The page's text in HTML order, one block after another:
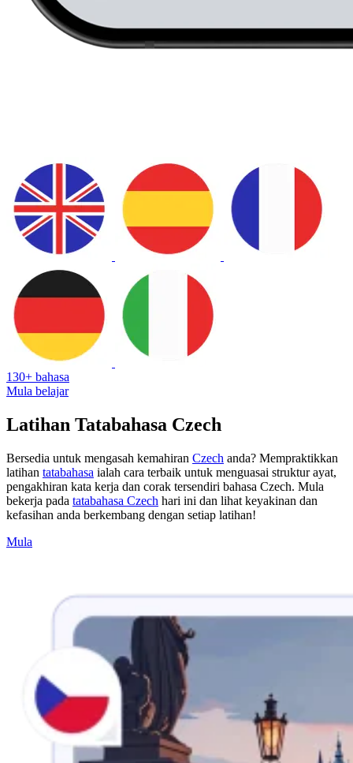
130+ bahasa
Mula belajar
Latihan Tatabahasa Czech
Bersedia untuk mengasah kemahiran Czech anda? Mempraktikkan
latihan tatabahasa ialah cara terbaik untuk menguasai struktur ayat,
pengakhiran kata kerja dan corak tersendiri bahasa Czech. Mula
bekerja pada tatabahasa Czech hari ini dan lihat keyakinan dan
kefasihan anda berkembang dengan setiap latihan!
Mula